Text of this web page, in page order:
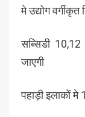
मे उद्योग
सब्सिडी
जाएगी
पहाड़ी इलाकों मे